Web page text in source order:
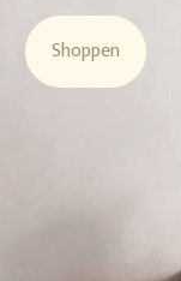
Shoppen